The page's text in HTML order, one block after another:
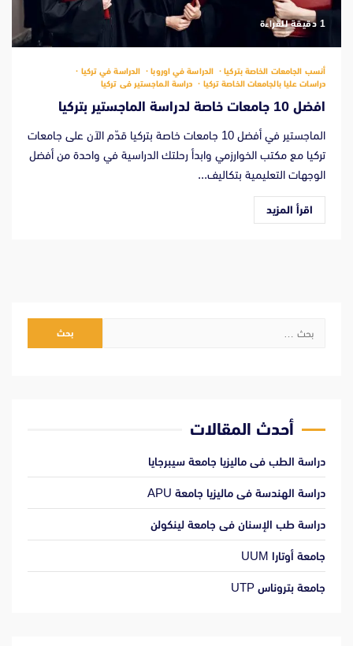
‫1 دقيقة للقراءة
أنسب الجامعات الخاصة بتركيا الدراسة في اوروبا
الدراسة في تركيا
دراسات عليا بالجامعات الخاصة تركيا
دراسة الماجستير فى تركيا
افضل 10 جامعات خاصة لدراسة الماجستير بتركيا
الماجستير في أفضل 10 جامعات خاصة بتركيا قدّم الآن على جامعات
تركيا مع مكتب الخوارزمي وابدأ رحلتك الدراسية في واحدة من أفضل
الوجهات التعليمية بتكاليف...
اقرأ المزيد
البحث
أحدث المقالات
دراسة الطب فى ماليزيا جامعة سيبرجايا
دراسة الهندسة فى ماليزيا جامعة APU
دراسة طب الإسنان فى جامعة لينكولن
جامعة أوتارا UUM
جامعة بتروناس UTP